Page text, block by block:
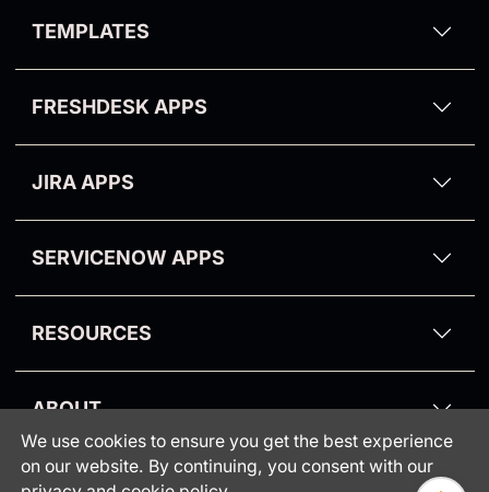
Video Reply for Zendesk
Purge My Zendesk
Theme Installation
All Zendesk Guide Functions
TEMPLATES
FRESHDESK APPS
JIRA APPS
SERVICENOW APPS
RESOURCES
Webinars
ABOUT
Consumer protection
INFORMATION
We use cookies to ensure you get the best experience
on our website. By continuing, you consent with our